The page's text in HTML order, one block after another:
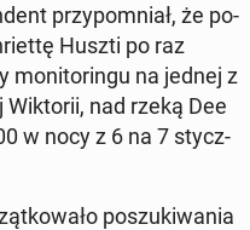
przy­po­mniał, że po­
Huszti po raz
mo­ni­to­rin­gu na jednej z
nad rzeką Dee
w nocy z 6 na 7 stycz­
po­szu­ki­wa­nia